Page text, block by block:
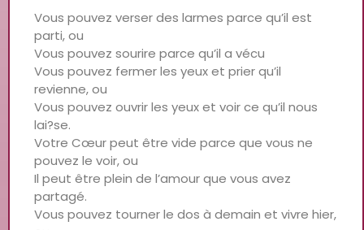
Vous pouvez verser des larmes parce qu’il est
parti, ou
Vous pouvez sourire parce qu’il a vécu
Vous pouvez fermer les yeux et prier qu’il
revienne, ou
Vous pouvez ouvrir les yeux et voir ce qu’il nous
lai?se.
Votre Cœur peut être vide parce que vous ne
pouvez le voir, ou
Il peut être plein de l’amour que vous avez
partagé.
Vous pouvez tourner le dos à demain et vivre hier,